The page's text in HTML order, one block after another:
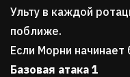
Ульту в каждой
поближе.
Если Морни начинает
Базовая атака 1